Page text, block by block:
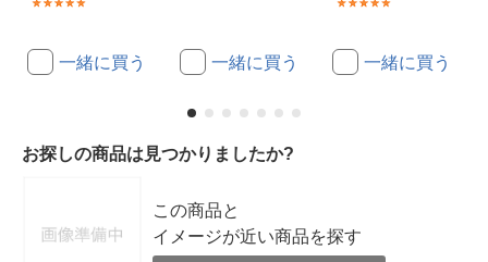
一緒に買う 一緒に買う 一緒に買う
お探しの商品は見つかりましたか?
この商品と
イメージが近い商品を探す